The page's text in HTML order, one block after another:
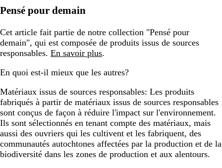
Pensé pour demain
Cet article fait partie de notre collection "Pensé pour
demain", qui est composée de produits issus de sources
responsables. En savoir plus.
En quoi est-il mieux que les autres?
Matériaux issus de sources responsables: Les produits
fabriqués à partir de matériaux issus de sources responsables
sont conçus de façon à réduire l'impact sur l'environnement.
Ils sont sélectionnés en tenant compte des matériaux, mais
aussi des ouvriers qui les cultivent et les fabriquent, des
communautés autochtones affectées par la production et de la
biodiversité dans les zones de production et aux alentours.